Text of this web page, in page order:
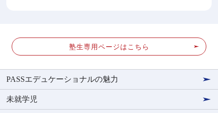
塾生専用ページはこちら
PASSエデュケーショナルの魅力
未就学児